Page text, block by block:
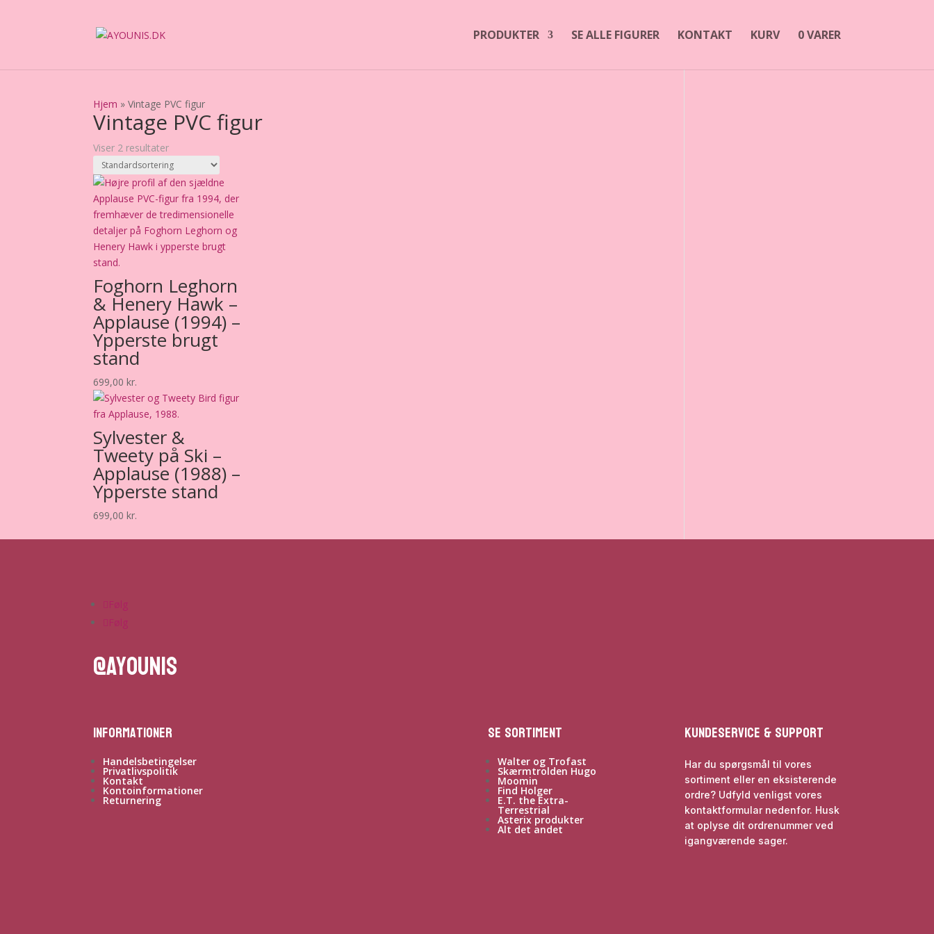
PRODUKTER SE ALLE FIGURER KONTAKT KURV 0 VARER
Hjem »Vintage PVC figur
Vintage PVC figur
Viser 2 resultater
Foghorn Leghorn
& Henery Hawk –
Applause (1994) –
Ypperste brugt
stand
699,00kr.
Sylvester &
Tweety på Ski –
Applause (1988) –
Ypperste stand
699,00kr.
Følg
Følg
@ayounis
Informationer
Handelsbetingelser
Privatlivspolitik
Kontakt
Kontoinformationer
Returnering
Se sortiment
Walter og Trofast
Skærmtrolden Hugo
Moomin
Find Holger
E.T. the Extra-
Terrestrial
Asterix produkter
Alt det andet
Kundeservice & Support
Har du spørgsmål til vores
sortiment eller en eksisterende
ordre? Udfyld venligst vores
kontaktformular nedenfor. Husk
at oplyse dit ordrenummer ved
igangværende sager.